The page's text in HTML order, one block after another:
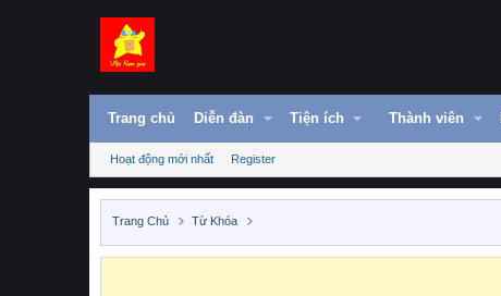
Trang chủ Diễn đàn Tiện ích Thành viên
Hoạt động mới nhất Register
Trang Chủ Từ Khóa